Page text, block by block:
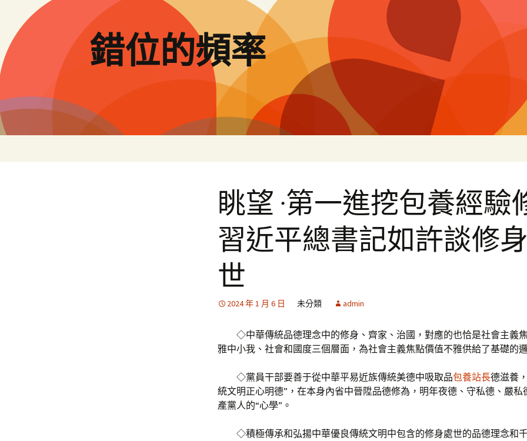
要
內
容
錯位的頻率
眺望 ·第一進挖包養經驗
習近平總書記如許談修
世
2024 年 1 月 6 日 未分類 admin
◇中華傳統品德理念中的修身、齊家、治國，對應的也恰是社會主義
雅中小我、社會和國度三個層面，為社會主義焦點價值不雅供給了基礎的
◇黨員干部要善于從中華平易近族傳統美德中吸取品包養站長德滋養
統文明正心明德”，在本身內省中晉陞品德修為，明年夜德、守私德、嚴私
產黨人的“心學”。
◇積極傳承和弘揚中華優良傳統文明中包含的修身處世的品德理念和